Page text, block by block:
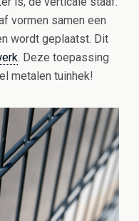
vormen samen een
wordt geplaatst. Dit
. Deze toepassing
metalen tuinhek!